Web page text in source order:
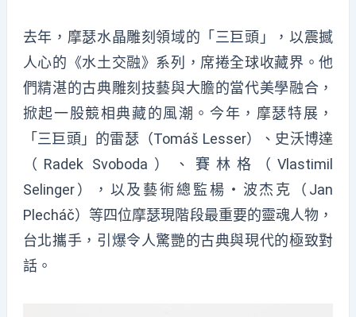
去年，摩瑟水晶雕刻領域的「三巨頭」，以震撼
人心的《水土交融》系列，席捲全球收藏界。他
們精湛的古典雕刻技藝與大膽的當代美學融合，
掀起一股競相典藏的風潮。今年，摩瑟特展，
「三巨頭」的雷瑟（Tomáš Lesser）、史沃博達
（ Radek Svoboda ）、賽林格（Vlastimil
Selinger），以及藝術總監楊・波杰克（ Jan
Plecháč）等四位摩瑟現階段最重要的靈魂人物，
台北攜手 ，引爆令人驚艷的古典與現代的極致對
話。